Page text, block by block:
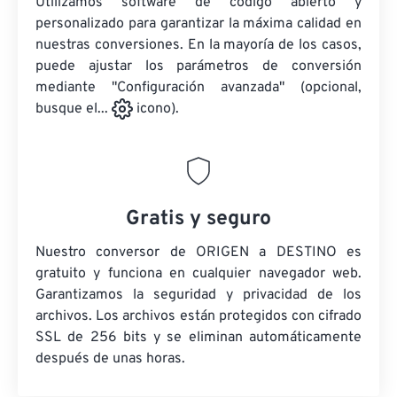
personalizado para garantizar la máxima calidad en
nuestras conversiones. En la mayoría de los casos,
puede ajustar los parámetros de conversión
mediante "Configuración avanzada" (opcional,
busque el...
icono).
Gratis y seguro
Nuestro conversor de ORIGEN a DESTINO es
gratuito y funciona en cualquier navegador web.
Garantizamos la seguridad y privacidad de los
archivos. Los archivos están protegidos con cifrado
SSL de 256 bits y se eliminan automáticamente
después de unas horas.